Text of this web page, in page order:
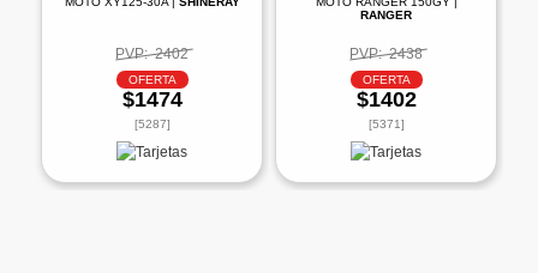
PVP: 2402
OFERTA
$1474
[5287]
RANGER
PVP: 2438
OFERTA
$1402
[5371]